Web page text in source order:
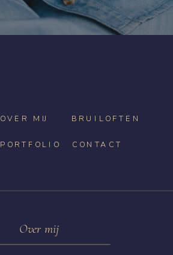
Over mij
CONTACT
OVER MIJ
PORTFOLIO
BRUILOFTEN